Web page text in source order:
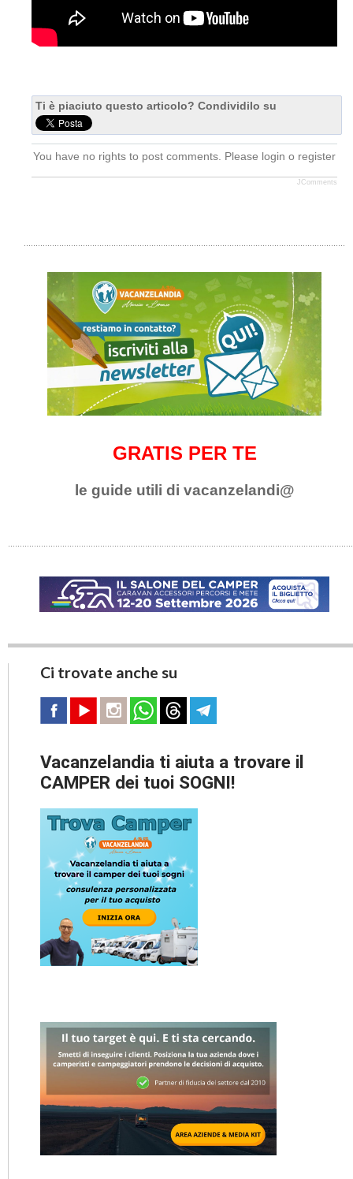
Ti è piaciuto questo articolo? Condividilo su
You have no rights to post comments. Please login o register
JComments
GRATIS PER TE
le guide utili di vacanzelandi@
Ci trovate anche su
Vacanzelandia ti aiuta a trovare il
CAMPER dei tuoi SOGNI!